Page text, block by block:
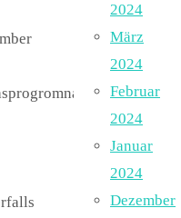
2024
März
2024
Februar
2024
Januar
2024
Dezember